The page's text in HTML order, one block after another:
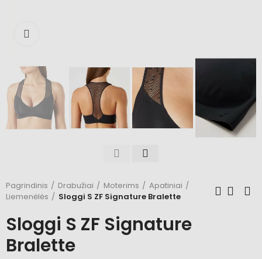
Pagrindinis Drabužiai Moterims
Apatiniai
Liemenėlės
Sloggi S ZF Signature Bralette
Sloggi S ZF Signature
Bralette